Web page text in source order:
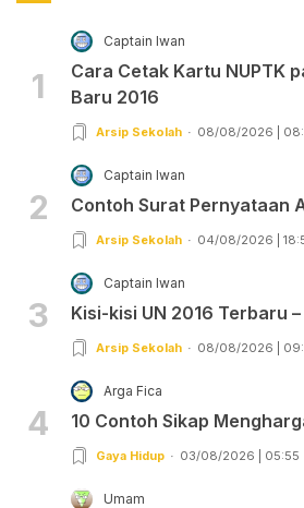
1
Captain Iwan
Cara Cetak Kartu NUPTK
Baru 2016
Arsip Sekolah 08/08/2026 |
2
Captain Iwan
Contoh Surat Pernyataan
Arsip Sekolah 04/08/2026 |
3
Captain Iwan
Kisi-kisi UN 2016 Terbaru
Arsip Sekolah 08/08/2026 |
4
Arga Fica
10 Contoh Sikap
Gaya Hidup 03/08/2026 | 05:55
Umam